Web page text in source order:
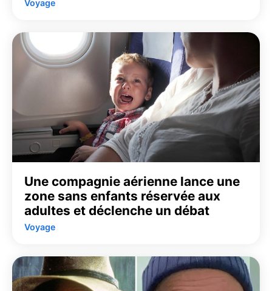
Voyage
Une compagnie aérienne lance une
zone sans enfants réservée aux
adultes et déclenche un débat
Voyage